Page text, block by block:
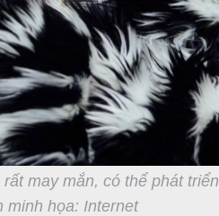
may mắn, có thể phát triển
minh họa: Internet